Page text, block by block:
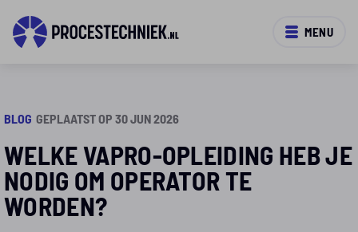
MENU
BLOG GEPLAATST OP 30 JUN 2026
WELKE VAPRO-OPLEIDING HEB JE
NODIG OM OPERATOR TE
WORDEN?